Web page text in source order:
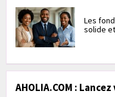
Les
solide
AHOLIA.COM :